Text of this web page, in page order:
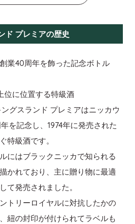
ド プレミアの歴史
業40周年を飾った記念ボトル
位に位置する特級酒
グスランド プレミアはニッカウ
を記念し、1974年に発売された
特級酒です。
にはブラックニッカで知られる
かれており、主に贈り物に最適
て発売されました。
トリーロイヤルに対抗したかの
紐の封印が付けられてラベルも